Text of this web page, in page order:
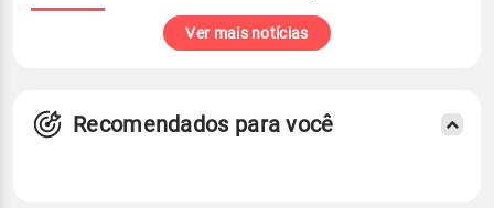
Ver mais notícias
Recomendados para você